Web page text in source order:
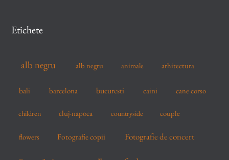
h
Etichete
alb negru alb negru animale arhitectura
bali barcelona bucuresti caini cane corso
children cluj-napoca countryside couple
flowers Fotografie copii Fotografie de concert